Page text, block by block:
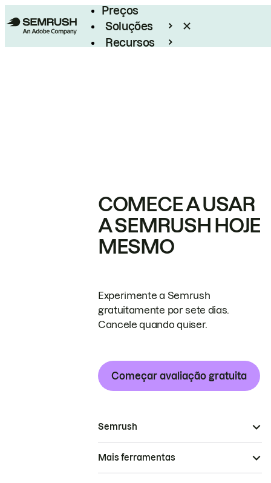
Preços
Soluções
Recursos
COMECE A USAR
A SEMRUSH HOJE
MESMO
Experimente a Semrush
gratuitamente por sete dias.
Cancele quando quiser.
Começar avaliação gratuita
Semrush
Mais ferramentas